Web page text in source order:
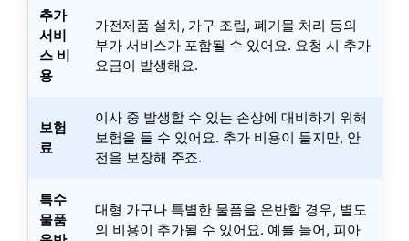
추가
서비
스 비
용
가전제품 설치, 가구 조립, 폐기물 처리 등의
부가 서비스가 포함될 수 있어요. 요청 시 추가
요금이 발생해요.
보험
료
이사 중 발생할 수 있는 손상에 대비하기 위해
보험을 들 수 있어요. 추가 비용이 들지만, 안
전을 보장해 주죠.
특수
물품
대형 가구나 특별한 물품을 운반할 경우, 별도
의 비용이 추가될 수 있어요. 예를 들어, 피아